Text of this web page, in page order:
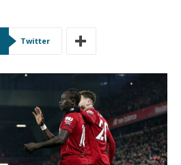
Twitter